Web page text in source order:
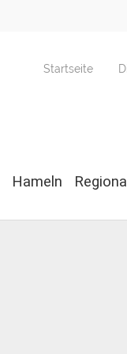
Startseite
Hameln Regional